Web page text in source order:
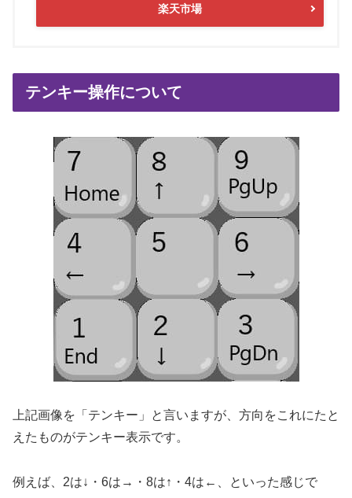
楽天市場
テンキー操作について
上記画像を「テンキー」と言いますが、方向をこれにたと
えたものがテンキー表示です。
例えば、2は↓・6は→・8は↑・4は←、といった感じで